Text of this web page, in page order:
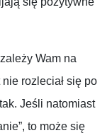
Wam na
rozleciał się po
Jeśli natomiast
to może się